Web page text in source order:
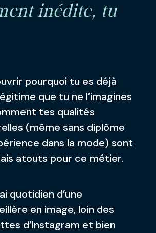
inédite, tu
pourquoi tu es déjà
que tu ne l’imagines
tes qualités
(même sans diplôme
dans la mode) sont
atouts pour ce métier.
quotidien d’une
en image, loin des
d’Instagram et bien